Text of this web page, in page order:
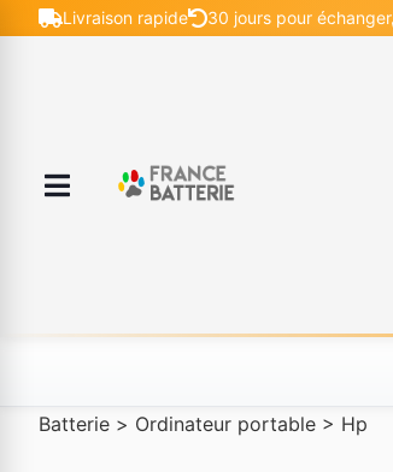
Livraison rapide 30 jours pour échanger
Batterie > Ordinateur portable > Hp